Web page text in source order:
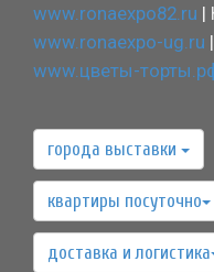
www.ronaexpo82.ru |
www.ronaexpo-ug.ru
www.цветы-
города выставки
квартиры посуточно
доставка и логистика